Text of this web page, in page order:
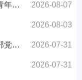
团市委来叶集区调研指导共青团和青年重点工作 2026-08-07
2026-08-03
市委统战部党支部与叶集区委统战部党支部开展“铸牢中华民族共同体意识”联建共建活动 2026-07-31
2026-07-31